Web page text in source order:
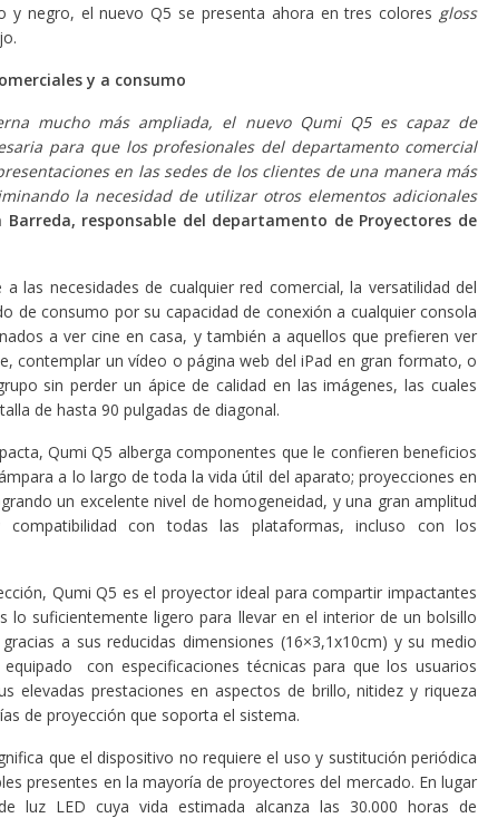
y negro, el nuevo Q5 se presenta ahora en tres colores gloss
y a consumo
mucho más ampliada, el nuevo Qumi Q5 es capaz de
para que los profesionales del departamento comercial
en las sedes de los clientes de una manera más
la necesidad de utilizar otros elementos adicionales
Barreda, responsable del departamento de Proyectores de
las necesidades de cualquier red comercial, la versatilidad del
de consumo por su capacidad de conexión a cualquier consola
a ver cine en casa, y también a aquellos que prefieren ver
contemplar un vídeo o página web del iPad en gran formato, o
sin perder un ápice de calidad en las imágenes, las cuales
de hasta 90 pulgadas de diagonal.
Qumi Q5 alberga componentes que le confieren beneficios
a lo largo de toda la vida útil del aparato; proyecciones en
un excelente nivel de homogeneidad, y una gran amplitud
compatibilidad con todas las plataformas, incluso con los
Qumi Q5 es el proyector ideal para compartir impactantes
lo suficientemente ligero para llevar en el interior de un bolsillo
a sus reducidas dimensiones (16×3,1x10cm) y su medio
con especificaciones técnicas para que los usuarios
elevadas prestaciones en aspectos de brillo, nitidez y riqueza
de proyección que soporta el sistema.
que el dispositivo no requiere el uso y sustitución periódica
presentes en la mayoría de proyectores del mercado. En lugar
luz LED cuya vida estimada alcanza las 30.000 horas de